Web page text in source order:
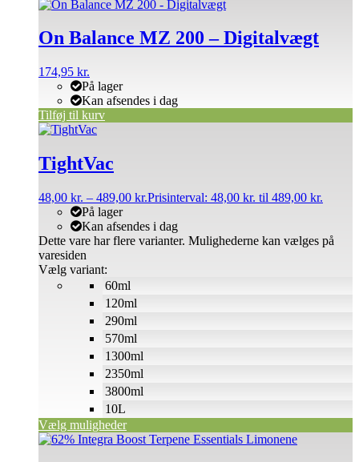
On Balance MZ 200 – Digitalvægt
174,95 kr.
På lager
Kan afsendes i dag
Tilføj til kurv
TightVac
48,00 kr. – 489,00 kr.Prisinterval: 48,00 kr. til 489,00 kr.
På lager
Kan afsendes i dag
Vælg variant:
Vælg muligheder
Dette vare har flere varianter. Mulighederne kan vælges på
varesiden
60ml
120ml
290ml
570ml
1300ml
2350ml
3800ml
10L